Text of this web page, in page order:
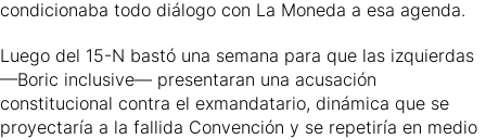
condicionaba todo diálogo con La Moneda a esa agenda.
Luego del 15-N bastó una semana para que las izquierdas
—Boric inclusive— presentaran una acusación
constitucional contra el exmandatario, dinámica que se
proyectaría a la fallida Convención y se repetiría en medio